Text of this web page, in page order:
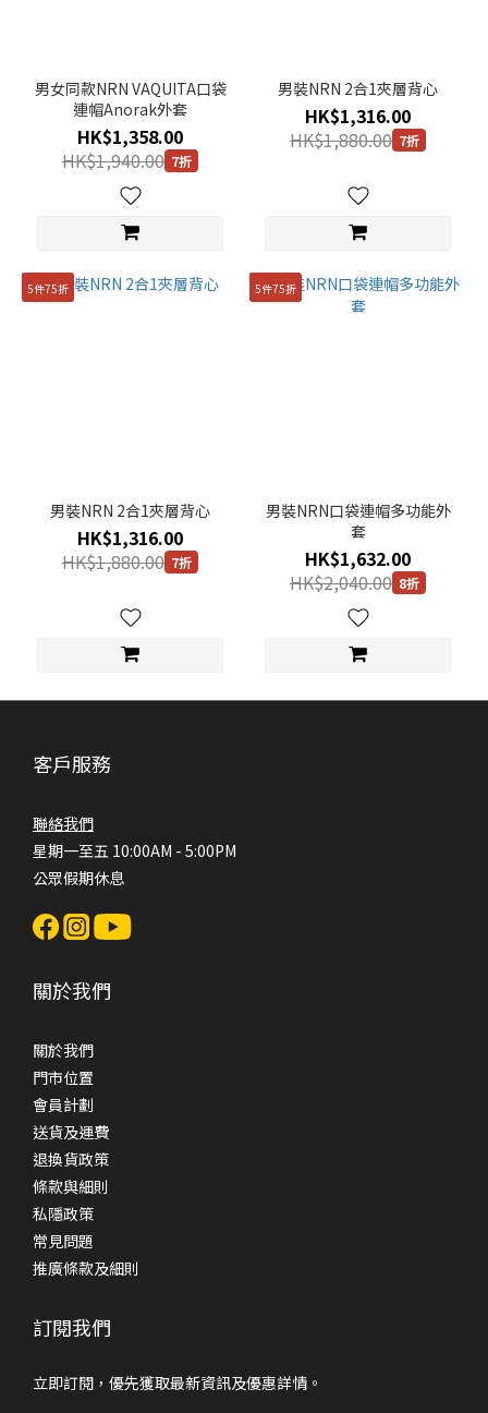
男女同款NRN VAQUITA口袋
連帽Anorak外套
HK$1,358.00
HK$1,940.00 7折
男裝NRN 2合1夾層背心
HK$1,316.00
HK$1,880.00 7折
5件75折
男裝NRN 2合1夾層背心
HK$1,316.00
HK$1,880.00 7折
5件75折
男裝NRN口袋連帽多功能外
套
HK$1,632.00
HK$2,040.00 8折
客戶服務
聯絡我們
星期一至五 10:00AM - 5:00PM
公眾假期休息
關於我們
關於我們
門市位置
會員計劃
送貨及運費
退換貨政策
條款與細則
私隱政策
常見問題
推廣條款及細則
訂閱我們
立即訂閱，優先獲取最新資訊及優惠詳情。